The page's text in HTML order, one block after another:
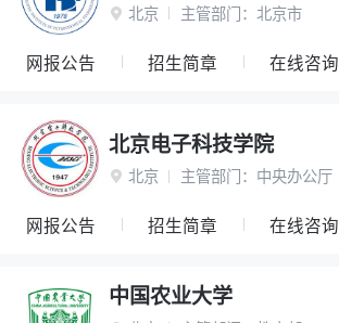
 北京 主管部门： 北京市
网报公告 招生简章 在线咨询
北京电子科技学院
 北京 主管部门： 中央办公厅
网报公告 招生简章 在线咨询
中国农业大学